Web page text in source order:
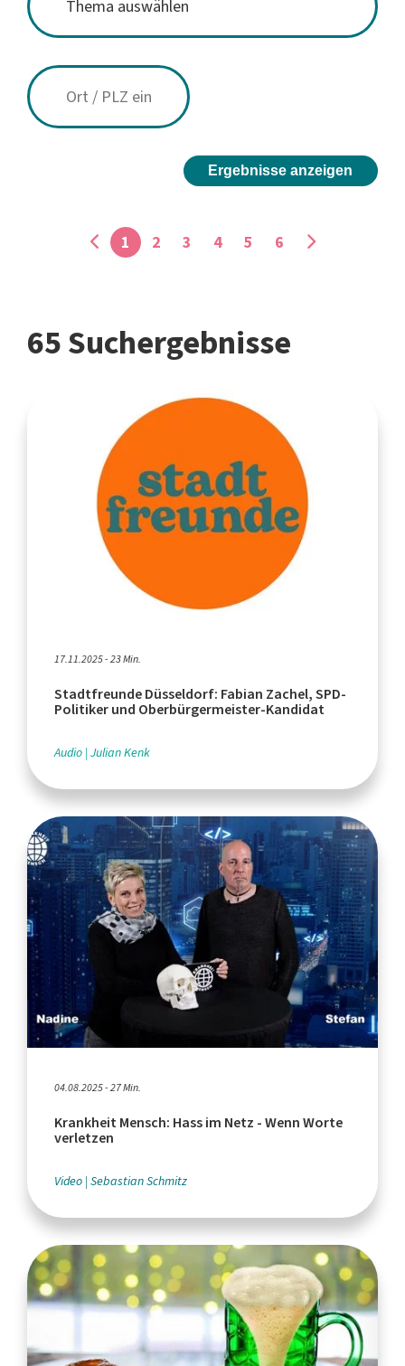
Ergebnisse anzeigen
1 2 3 4 5 6
65 Suchergebnisse
17.11.2025 - 23 Min.
Stadtfreunde Düsseldorf: Fabian Zachel, SPD-
Politiker und Oberbürgermeister-Kandidat
Audio Julian Kenk
04.08.2025 - 27 Min.
Krankheit Mensch: Hass im Netz - Wenn Worte
verletzen
Video Sebastian Schmitz